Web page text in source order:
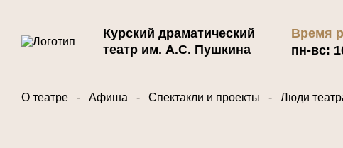
Курский драматический
театр им. А.С. Пушкина
Время
пн-вс:
О театре - Афиша - Спектакли и проекты - Люди